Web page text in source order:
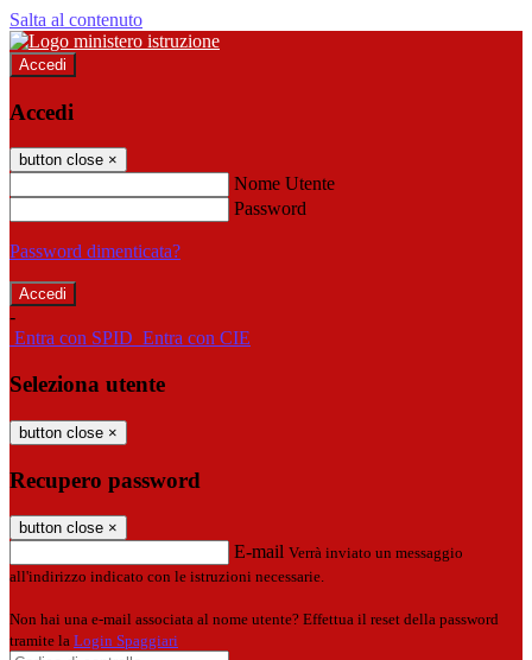
Salta al contenuto
Accedi
Accedi
button close ×
Nome Utente
Password
Password dimenticata?
-
Entra con SPID Entra con CIE
Seleziona utente
button close ×
Recupero password
button close ×
E-mail Verrà inviato un messaggio
all'indirizzo indicato con le istruzioni necessarie.
Non hai una e-mail associata al nome utente? Effettua il reset della password
tramite la Login Spaggiari